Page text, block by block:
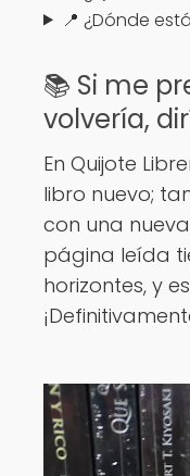
📍 ¿Dónde
📚 Si me
volvería,
En Quijote
libro nuevo;
con una
página leída
horizontes, y